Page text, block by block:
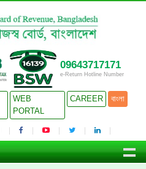
09643717171
e-Return Hotline Number
WEB
PORTAL
CAREER বাংলা